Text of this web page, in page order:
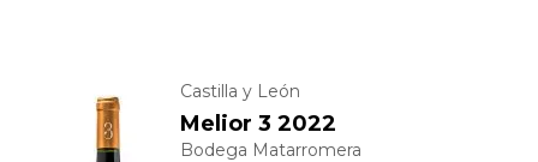
Castilla y León
Melior 3 2022
Bodega Matarromera